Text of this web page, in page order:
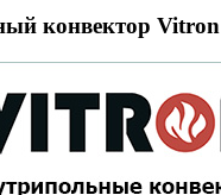
конвектор Vitron